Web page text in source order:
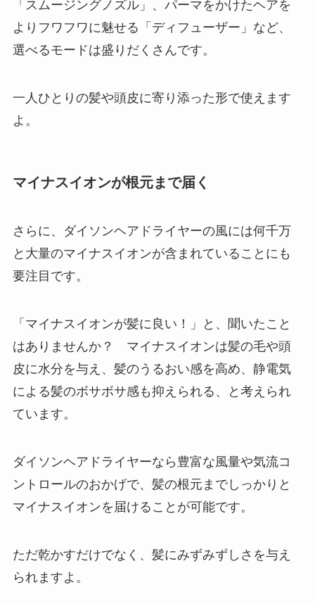
「スムージングノズル」、パーマをかけたヘアを
よりフワフワに魅せる「ディフューザー」など、
選べるモードは盛りだくさんです。
一人ひとりの髪や頭皮に寄り添った形で使えます
よ。
マイナスイオンが根元まで届く
さらに、ダイソンヘアドライヤーの風には何千万
と大量のマイナスイオンが含まれている ことにも
要注目です。
「マイナスイオンが髪に良い！」と、聞いたこと
はありませんか？ マイナスイオンは髪の毛や頭
皮に水分を与え、髪のうるおい感を高め、静電気
による髪のボサボサ感も抑えられる、と考えられ
ています。
ダイソンヘアドライヤーなら豊富な風量や気流コ
ントロールのおかげで、髪の根元までしっかりと
マイナスイオンを届けることが可能です。
ただ乾かすだけでなく、髪にみずみずしさを与え
られますよ。